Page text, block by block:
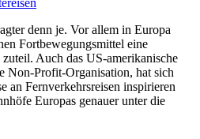
denn je. Vor allem in Europa
Fortbewegungsmittel eine
Auch das US-amerikanische
Non-Profit-Organisation, hat sich
an Fernverkehrsreisen inspirieren
Europas genauer unter die